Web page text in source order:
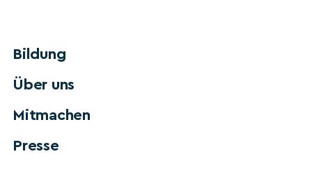
Bildung
Über uns
Mitmachen
Presse